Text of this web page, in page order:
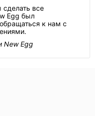
все
Egg был
к нам с
New Egg